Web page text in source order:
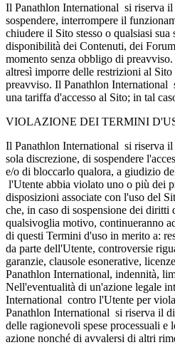
Il Panathlon International si riserva
sospendere, interrompere il
chiudere il Sito stesso o qualsiasi sua
disponibilità dei Contenuti, dei
momento senza obbligo di
altresì imporre delle restrizioni al Sito
preavviso. Il Panathlon
una tariffa d'accesso al Sito; in tal
VIOLAZIONE DEI TERMINI
Il Panathlon International si riserva il
sola discrezione, di sospendere
e/o di bloccarlo qualora, a giudizio
l'Utente abbia violato uno o più dei
disposizioni associate con l'uso del
che, in caso di sospensione dei diritti
qualsivoglia motivo, continueranno
di questi Termini d'uso in merito a:
da parte dell'Utente, controversie
garanzie, clausole esonerative,
Panathlon International, indennità,
Nell'eventualità di un'azione legale
International contro l'Utente per
Panathlon International si riserva il
delle ragionevoli spese processuali e
azione nonché di avvalersi di altri